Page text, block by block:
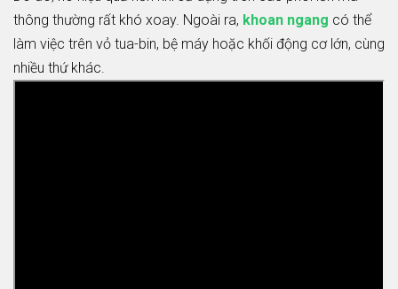
thông thường rất khó xoay. Ngoài ra, khoan ngang có thể
làm việc trên vỏ tua-bin, bệ máy hoặc khối động cơ lớn, cùng
nhiều thứ khác.